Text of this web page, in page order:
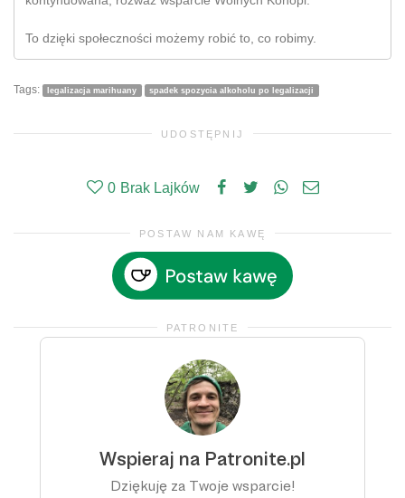
To dzięki społeczności możemy robić to, co robimy.
Tags: legalizacja marihuany spadek spozycia alkoholu po legalizacji
UDOSTĘPNIJ
0 Brak Lajków
POSTAW NAM KAWĘ
PATRONITE